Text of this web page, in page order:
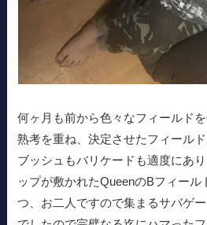
何ヶ月も前から色々なフィールド
熟考を重ね、決定させたフィールド
ブッシュもバリケードも適度にあ
ップが敷かれたQueenのBフィー
つ、お二人ですので集まるサバゲ